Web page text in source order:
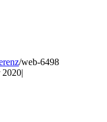
/web-6498
2020|